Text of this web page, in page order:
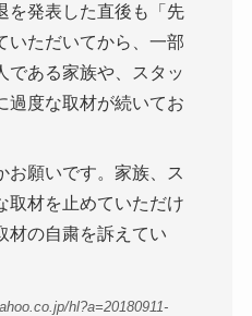
を発表した直後も「先
いただいてから、一部
である家族や、スタッ
過度な取材が続いてお
お願いです。家族、ス
取材を止めていただけ
材の自粛を訴えてい
hl?a=20180911-